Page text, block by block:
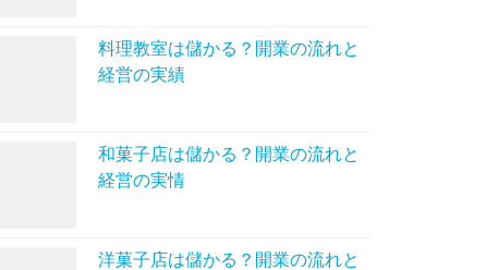
料理教室は儲かる？開業の流れと
経営の実績
和菓子店は儲かる？開業の流れと
経営の実情
洋菓子店は儲かる？開業の流れと